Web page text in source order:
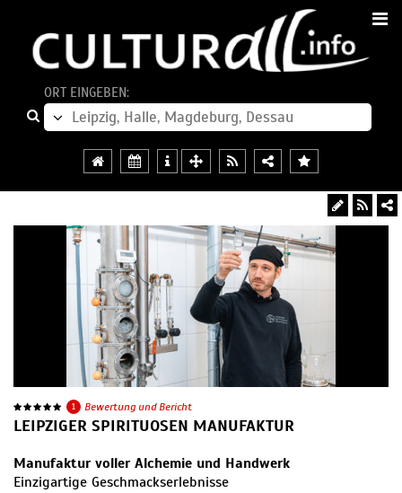
ORT EINGEBEN:
1 Bewertung und Bericht
LEIPZIGER SPIRITUOSEN MANUFAKTUR
Manufaktur voller Alchemie und Handwerk
Einzigartige Geschmackserlebnisse